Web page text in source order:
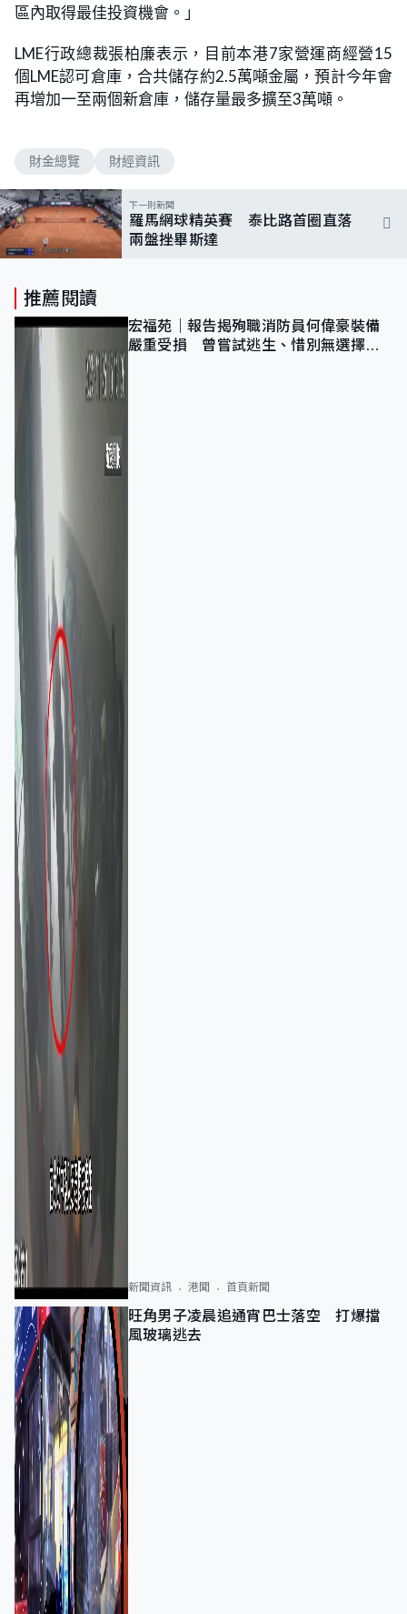
區內取得最佳投資機會。」
LME行政總裁張柏廉表示，目前本港7家營運商經營15
個LME認可倉庫，合共儲存約2.5萬噸金屬，預計今年會
再增加一至兩個新倉庫，儲存量最多擴至3萬噸。
財金總覽 財經資訊
下一則新聞
羅馬網球精英賽 泰比路首圈直落
兩盤挫畢斯達
推薦閱讀
宏福苑｜報告揭殉職消防員何偉豪裝備
嚴重受損 曾嘗試逃生、惜別無選擇下
新聞資訊 港聞 首頁新聞
旺角男子凌晨追通宵巴士落空 打爆擋
風玻璃逃去